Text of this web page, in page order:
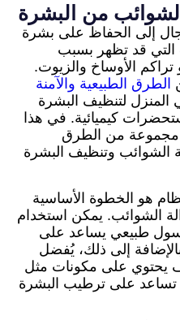
من البشرة
إلى الحفاظ على بشرة
التي قد تظهر بسبب
الأوساخ والزيوت.
الطرق الطبيعية والآمنة
المنزل لتنظيف البشرة
كيميائية. في هذا
من الطرق
الشوائب وتنظيف البشرة
هو الخطوة الأساسية
الشوائب. يمكن استخدام
طبيعي يساعد على
إلى ذلك، يُفضل
يحتوي على مكونات مثل
تساعد على ترطيب البشرة